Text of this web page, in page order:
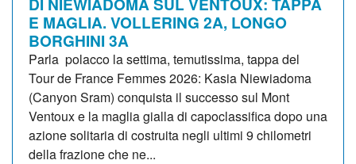
E MAGLIA. VOLLERING 2A, LONGO
BORGHINI 3A
Parla polacco la settima, temutissima, tappa del
Tour de France Femmes 2026: Kasia Niewiadoma
(Canyon Sram) conquista il successo sul Mont
Ventoux e la maglia gialla di capoclassifica dopo una
azione solitaria di costruita negli ultimi 9 chilometri
della frazione che ne...